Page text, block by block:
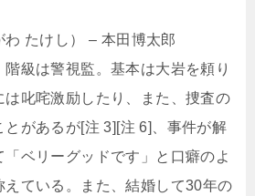
わ たけし） – 本田博太郎
級は警視監。基本は大岩を頼り
は叱咤激励したり、また、捜査の
とがあるが[注 3][注 6]、事件が解
ベリーグッドです」と口癖のよ
えている。また、結婚して30年の